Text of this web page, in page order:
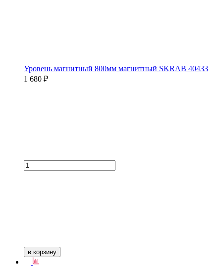
Уровень магнитный 800мм магнитный SKRAB 40433
1 680 ₽
в корзину